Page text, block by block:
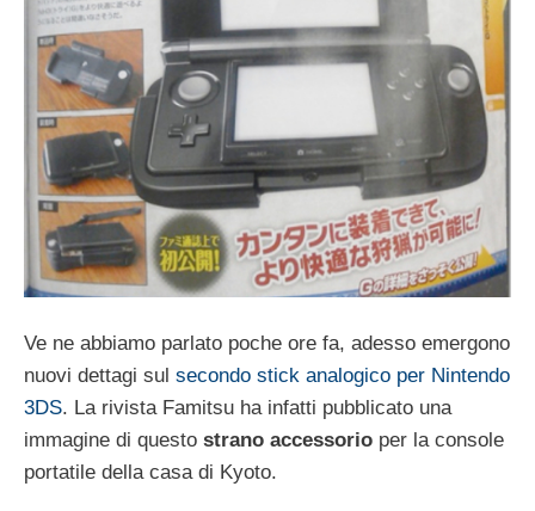
Ve ne abbiamo parlato poche ore fa, adesso emergono
nuovi dettagi sul secondo stick analogico per Nintendo
3DS. La rivista Famitsu ha infatti pubblicato una
immagine di questo strano accessorio per la console
portatile della casa di Kyoto.